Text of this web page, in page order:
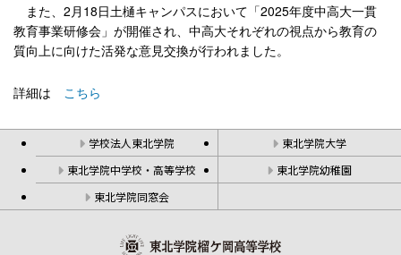
また、2月18日土樋キャンパスにおいて「2025年度中高大一貫
教育事業研修会」が開催され、中高大それぞれの視点から教育の
質向上に向けた活発な意見交換が行われました。
詳細は こちら
学校法人東北学院
東北学院大学
東北学院中学校・高等学校
東北学院幼稚園
東北学院同窓会